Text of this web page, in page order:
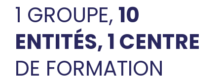
1 GROUPE, 10
ENTITÉS, 1 CENTRE
DE FORMATION